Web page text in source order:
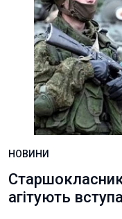
НОВИНИ
агітують